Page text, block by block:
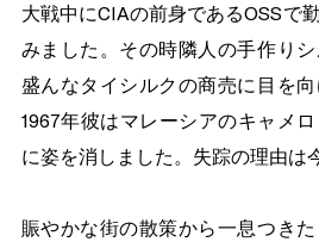
大戦中にCIAの前身であるOSSで
みました。その時隣人の手作り
盛んなタイシルクの商売に目を向
1967年彼はマレーシアのキャメ
に姿を消しました。失踪の理由は
賑やかな街の散策から一息つき